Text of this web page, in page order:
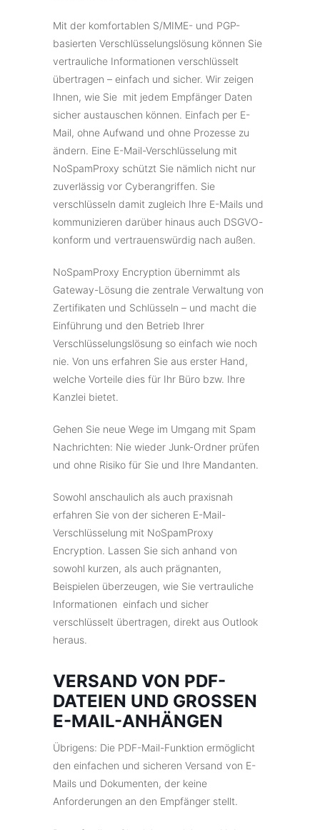
Mit der komfortablen S/MIME- und PGP-
basierten Verschlüsselungslösung können Sie
vertrauliche Informationen verschlüsselt
übertragen – einfach und sicher. Wir zeigen
Ihnen, wie Sie mit jedem Empfänger Daten
sicher austauschen können. Einfach per E-
Mail, ohne Aufwand und ohne Prozesse zu
ändern. Eine E-Mail-Verschlüsselung mit
NoSpamProxy schützt Sie nämlich nicht nur
zuverlässig vor Cyberangriffen. Sie
verschlüsseln damit zugleich Ihre E-Mails und
kommunizieren darüber hinaus auch DSGVO-
konform und vertrauenswürdig nach außen.
NoSpamProxy Encryption übernimmt als
Gateway-Lösung die zentrale Verwaltung von
Zertifikaten und Schlüsseln – und macht die
Einführung und den Betrieb Ihrer
Verschlüsselungslösung so einfach wie noch
nie. Von uns erfahren Sie aus erster Hand,
welche Vorteile dies für Ihr Büro bzw. Ihre
Kanzlei bietet.
Gehen Sie neue Wege im Umgang mit Spam
Nachrichten: Nie wieder Junk-Ordner prüfen
und ohne Risiko für Sie und Ihre Mandanten.
Sowohl anschaulich als auch praxisnah
erfahren Sie von der sicheren E-Mail-
Verschlüsselung mit NoSpamProxy
Encryption. Lassen Sie sich anhand von
sowohl kurzen, als auch prägnanten,
Beispielen überzeugen, wie Sie vertrauliche
Informationen einfach und sicher
verschlüsselt übertragen, direkt aus Outlook
heraus.
VERSAND VON PDF-
DATEIEN UND GROSSEN E
-MAIL-ANHÄNGEN
Übrigens: Die PDF-Mail-Funktion ermöglicht
den einfachen und sicheren Versand von E-
Mails und Dokumenten, der keine
Anforderungen an den Empfänger stellt.